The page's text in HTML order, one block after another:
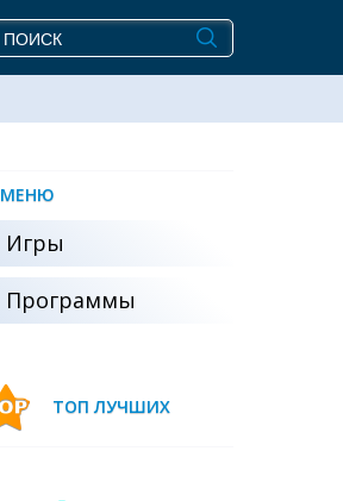
МЕНЮ
Игры
Программы
ТОП ЛУЧШИХ